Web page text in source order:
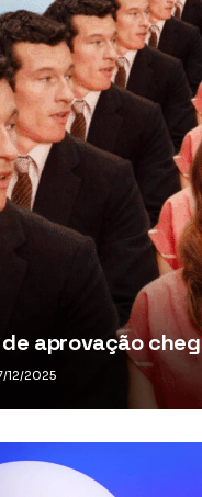
de aprovação
12/2025